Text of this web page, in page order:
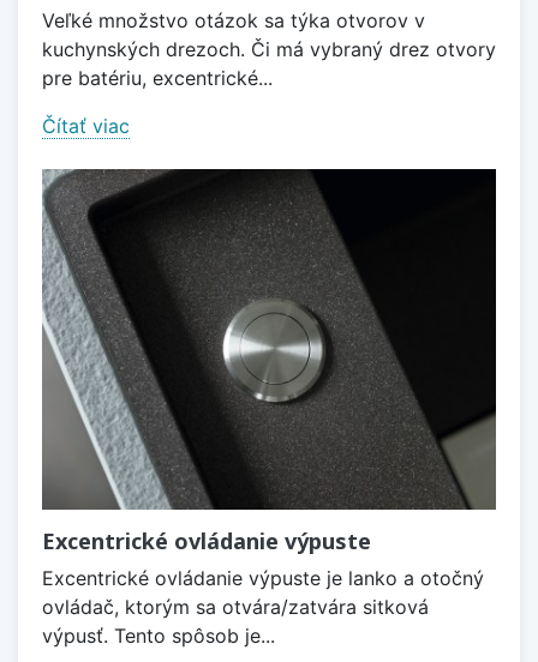
Veľké množstvo otázok sa týka otvorov v
kuchynských drezoch. Či má vybraný drez otvory
pre batériu, excentrické...
Čítať viac
Excentrické ovládanie výpuste
Excentrické ovládanie výpuste je lanko a otočný
ovládač, ktorým sa otvára/zatvára sitková
výpusť. Tento spôsob je...